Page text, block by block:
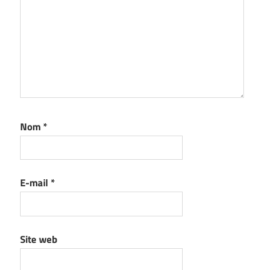
Nom*
E-mail *
Site web